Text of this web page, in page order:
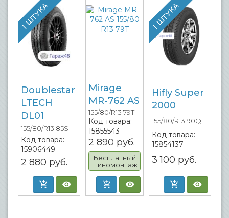
1 ШТУКА
Doublestar
LTECH
DL01
155/80/R13 85S
Код товара:
15906449
2 880 руб.
Mirage
MR-762 AS
155/80/R13 79T
Код товара:
15855543
2 890 руб.
Бесплатный
шиномонтаж
1 ШТУКА
Hifly Super
2000
155/80/R13 90Q
Код товара:
15854137
3 100 руб.